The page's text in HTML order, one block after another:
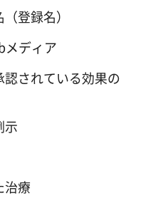
登録名）
メディア
されている効果の
示
治療